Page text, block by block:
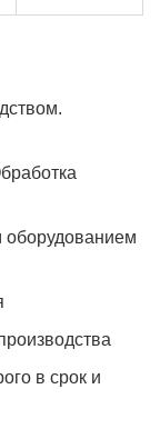
в срок и